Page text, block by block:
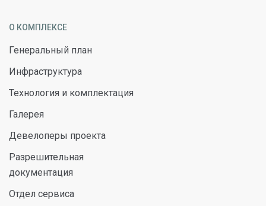
О КОМПЛЕКСЕ
Генеральный план
Инфраструктура
Технология и комплектация
Галерея
Девелоперы проекта
Разрешительная
документация
Отдел сервиса